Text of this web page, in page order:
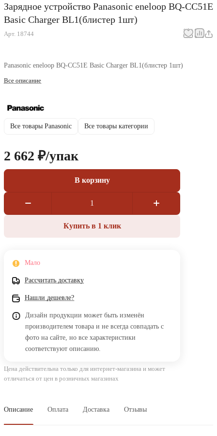
Зарядное устройство Panasonic eneloop BQ-CC51E
Basic Charger BL1(блистер 1шт)
Арт. 18744
Panasonic eneloop BQ-CC51E Basic Charger BL1(блистер 1шт)
Все описание
Все товары Panasonic Все товары категории
2 662 ₽/упак
В корзину
Купить в 1 клик
Мало
Рассчитать доставку
Нашли дешевле?
Дизайн продукции может быть изменён
производителем товара и не всегда совпадать с
фото на сайте, но все характеристики
соответствуют описанию.
Цена действительна только для интернет-магазина и может
отличаться от цен в розничных магазинах
Описание Оплата Доставка Отзывы